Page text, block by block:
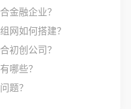
金融企业？
网如何搭建？
初创公司？
哪些？
题？